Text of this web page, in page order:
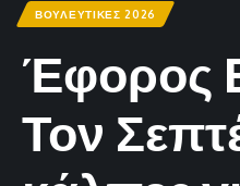
ΒΟΥΛΕΥΤΙΚΕΣ 2026
Έφορος
Τον